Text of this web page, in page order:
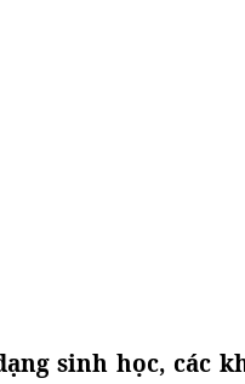
sinh học, các